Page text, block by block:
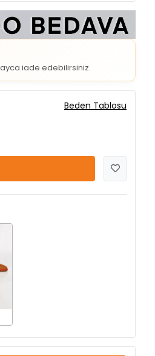
iade edebilirsiniz.